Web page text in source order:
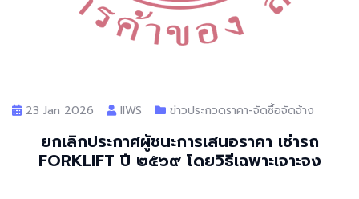
23 Jan 2026 llWS ข่าวประกวดราคา-จัดซื้อจัดจ้าง
ยกเลิกประกาศผู้ชนะการเสนอราคา เช่ารถ
FORKLIFT ปี ๒๕๖๙ โดยวิธีเฉพาะเจาะจง